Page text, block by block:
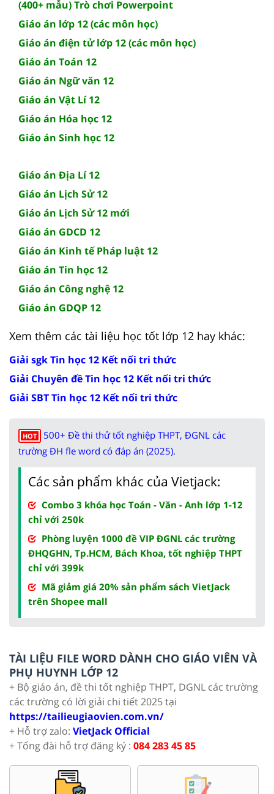
(400+ mẫu) Trò chơi Powerpoint
Giáo án lớp 12 (các môn học)
Giáo án điện tử lớp 12 (các môn học)
Giáo án Toán 12
Giáo án Ngữ văn 12
Giáo án Vật Lí 12
Giáo án Hóa học 12
Giáo án Sinh học 12
Giáo án Địa Lí 12
Giáo án Lịch Sử 12
Giáo án Lịch Sử 12 mới
Giáo án GDCD 12
Giáo án Kinh tế Pháp luật 12
Giáo án Tin học 12
Giáo án Công nghệ 12
Giáo án GDQP 12
Xem thêm các tài liệu học tốt lớp 12 hay khác:
Giải sgk Tin học 12 Kết nối tri thức
Giải Chuyên đề Tin học 12 Kết nối tri thức
Giải SBT Tin học 12 Kết nối tri thức
HOT
500+ Đề thi thử tốt nghiệp THPT, ĐGNL các
trường ĐH fle word có đáp án (2025).
Các sản phẩm khác của Vietjack:
Combo 3 khóa học Toán - Văn - Anh lớp 1-12
chỉ với 250k
Phòng luyện 1000 đề VIP ĐGNL các trường
ĐHQGHN, Tp.HCM, Bách Khoa, tốt nghiệp THPT
chỉ với 399k
Mã giảm giá 20% sản phẩm sách VietJack
trên Shopee mall
TÀI LIỆU FILE WORD DÀNH CHO GIÁO VIÊN VÀ
PHỤ HUYNH LỚP 12
+ Bộ giáo án, đề thi tốt nghiệp THPT, DGNL các trường
các trường có lời giải chi tiết 2025 tại
https://tailieugiaovien.com.vn/
+ Hỗ trợ zalo: VietJack Official
+ Tổng đài hỗ trợ đăng ký : 084 283 45 85